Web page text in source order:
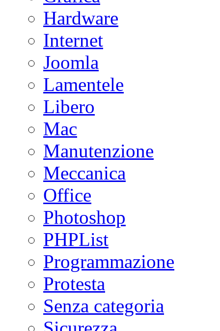
Hardware
Internet
Joomla
Lamentele
Libero
Mac
Manutenzione
Meccanica
Office
Photoshop
PHPList
Programmazione
Protesta
Senza categoria